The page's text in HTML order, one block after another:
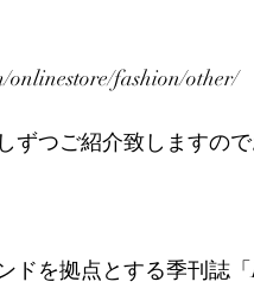
onlinestore/fashion/other/
ずつご紹介致しますの
ドを拠点とする季刊誌